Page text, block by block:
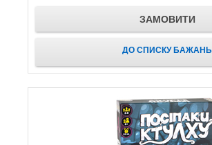
ЗАМОВИТИ
ДО СПИСКУ БАЖАНЬ